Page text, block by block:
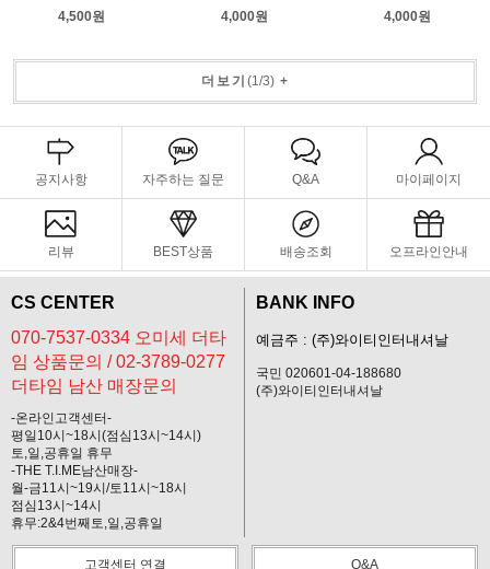
4,500원
4,000원
4,000원
더보기 (1/3)+
공지사항 자주하는 질문 Q&A 마이페이지
리뷰 BEST상품 배송조회 오프라인안내
CS CENTER
070-7537-0334 오미세 더타
임 상품문의 / 02-3789-0277
더타임 남산 매장문의
-온라인고객센터-
평일10시~18시(점심13시~14시)
토,일,공휴일 휴무
-THE T.I.ME남산매장-
월-금11시~19시/토11시~18시
점심13시~14시
휴무:2&4번째토,일,공휴일
BANK INFO
예금주 : (주)와이티인터내셔날
국민 020601-04-188680
(주)와이티인터내셔날
고객센터 연결 Q&A